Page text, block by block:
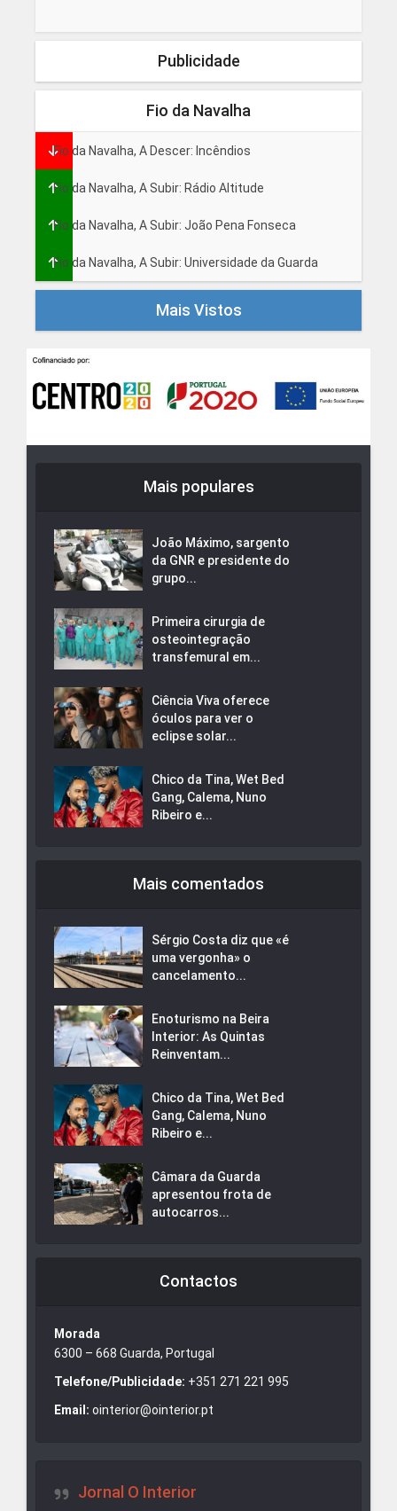
Publicidade
Fio da Navalha
Fio da Navalha, A Descer: Incêndios
Fio da Navalha, A Subir: Rádio Altitude
Fio da Navalha, A Subir: João Pena Fonseca
Fio da Navalha, A Subir: Universidade da Guarda
Mais Vistos
Mais populares
João Máximo, sargento
da GNR e presidente do
grupo...
Primeira cirurgia de
osteointegração
transfemural em...
Ciência Viva oferece
óculos para ver o
eclipse solar...
Chico da Tina, Wet Bed
Gang, Calema, Nuno
Ribeiro e...
Mais comentados
Sérgio Costa diz que «é
uma vergonha» o
cancelamento...
Enoturismo na Beira
Interior: As Quintas
Reinventam...
Chico da Tina, Wet Bed
Gang, Calema, Nuno
Ribeiro e...
Câmara da Guarda
apresentou frota de
autocarros...
Contactos
Morada
6300 – 668 Guarda, Portugal
Telefone/Publicidade: +351 271 221 995
Email: ointerior@ointerior.pt
Jornal O Interior